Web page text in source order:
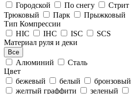
Городской
По снегу Стрит
Трюковый
Парк
Прыжковый
Тип Компрессии
HIC
IHC ISC
SCS
Материал руля и деки
Все
Алюминий
Сталь
Цвет
бежевый
белый бронзовый
желтый граффити
зеленый